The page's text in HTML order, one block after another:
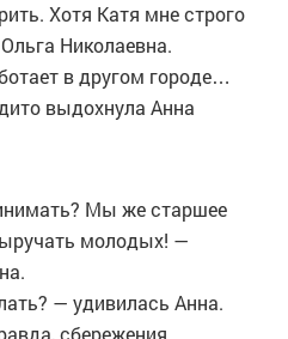
Хотя Катя мне строго
Николаевна.
в другом городе…
выдохнула Анна
Мы же старшее
молодых! —
— удивилась Анна.
сбережения